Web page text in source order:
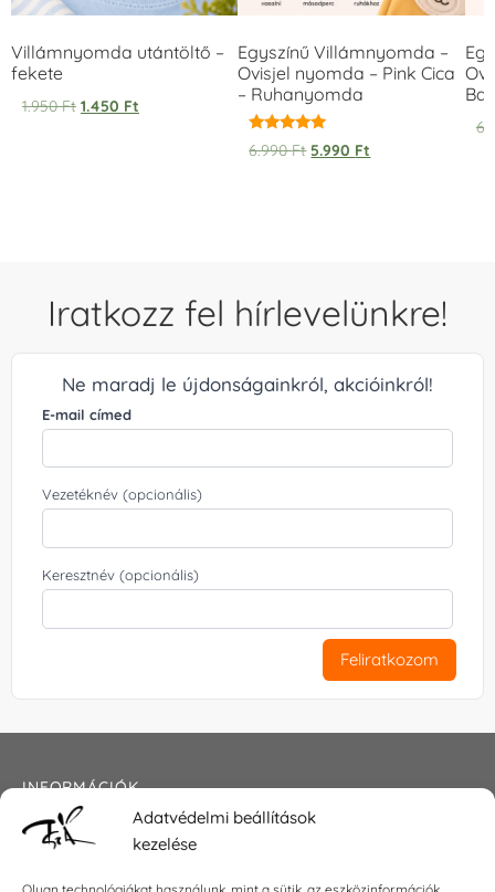
Adatvédelmi beállítások
kezelése
Villámnyomda utántöltő –
fekete
1.950Ft 1.450 Ft
Egyszínű Villámnyomda –
Ovisjel nyomda – Pink Cica
– Ruhanyomda
Értékelés:
5.00
6.990Ft 5.990 Ft
Iratkozz fel hírlevelünkre!
Ne maradj le újdonságainkról, akcióinkról!
E-mail címed
Vezetéknév (opcionális)
Keresztnév (opcionális)
Feliratkozom
INFORMÁCIÓK
Általános szerződési feltételek
Impresszum